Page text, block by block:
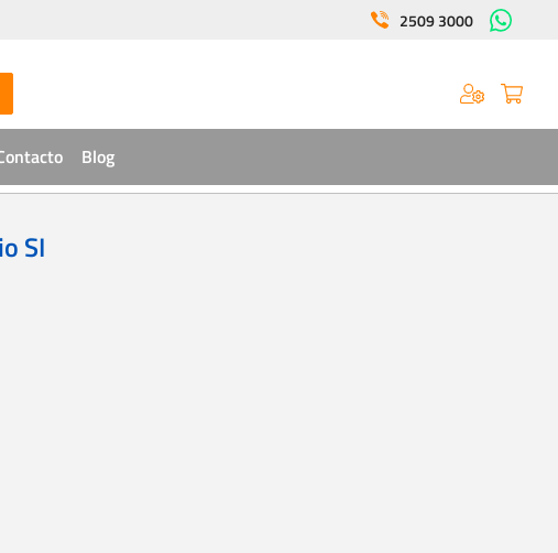
2509 3000
Blog
SI